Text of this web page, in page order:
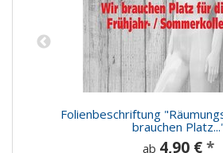
Folienbeschriftung
brauchen
ab 4,90 €*